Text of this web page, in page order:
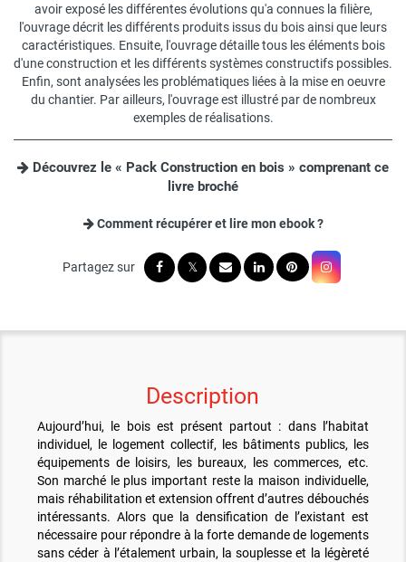
avoir exposé les différentes évolutions qu'a connues la filière,
l'ouvrage décrit les différents produits issus du bois ainsi que leurs
caractéristiques. Ensuite, l'ouvrage détaille tous les éléments bois
d'une construction et les différents systèmes constructifs possibles.
Enfin, sont analysées les problématiques liées à la mise en oeuvre
du chantier. Par ailleurs, l'ouvrage est illustré par de nombreux
exemples de réalisations.
Découvrez le « Pack Construction en bois » comprenant ce
livre broché
Comment récupérer et lire mon ebook ?
Description
Aujourd’hui, le bois est présent partout : dans l’habitat
individuel, le logement collectif, les bâtiments publics, les
équipements de loisirs, les bureaux, les commerces, etc.
Son marché le plus important reste la maison individuelle,
mais réhabilitation et extension offrent d’autres débouchés
intéressants. Alors que la densification de l’existant est
nécessaire pour répondre à la forte demande de logements
sans céder à l’étalement urbain, la souplesse et la légèreté